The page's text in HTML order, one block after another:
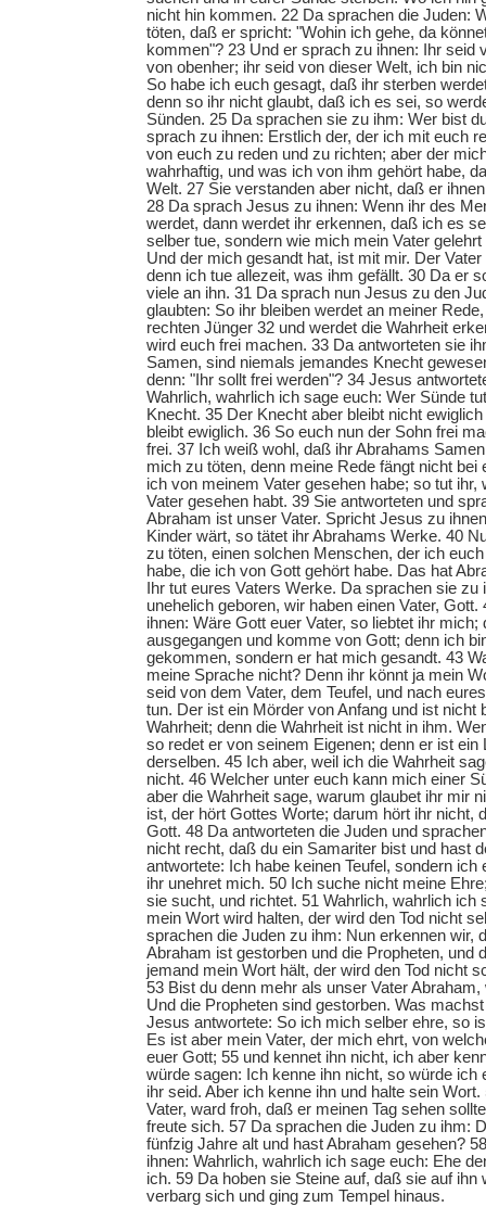
nicht hin kommen. 22 Da sprachen die Juden:
töten, daß er spricht: "Wohin ich gehe, da
kommen"? 23 Und er sprach zu ihnen: Ihr seid
von obenher; ihr seid von dieser Welt, ich bin
So habe ich euch gesagt, daß ihr sterben
denn so ihr nicht glaubt, daß ich es sei, so
Sünden. 25 Da sprachen sie zu ihm: Wer bist
sprach zu ihnen: Erstlich der, der ich mit euch
von euch zu reden und zu richten; aber der
wahrhaftig, und was ich von ihm gehört habe,
Welt. 27 Sie verstanden aber nicht, daß er
28 Da sprach Jesus zu ihnen: Wenn ihr des
werdet, dann werdet ihr erkennen, daß ich es
selber tue, sondern wie mich mein Vater
Und der mich gesandt hat, ist mit mir. Der
denn ich tue allezeit, was ihm gefällt. 30 Da er
viele an ihn. 31 Da sprach nun Jesus zu den
glaubten: So ihr bleiben werdet an meiner
rechten Jünger 32 und werdet die Wahrheit
wird euch frei machen. 33 Da antworteten sie
Samen, sind niemals jemandes Knecht
denn: "Ihr sollt frei werden"? 34 Jesus
Wahrlich, wahrlich ich sage euch: Wer Sünde
Knecht. 35 Der Knecht aber bleibt nicht
bleibt ewiglich. 36 So euch nun der Sohn frei
frei. 37 Ich weiß wohl, daß ihr Abrahams
mich zu töten, denn meine Rede fängt nicht bei
ich von meinem Vater gesehen habe; so tut ihr,
Vater gesehen habt. 39 Sie antworteten und
Abraham ist unser Vater. Spricht Jesus zu
Kinder wärt, so tätet ihr Abrahams Werke. 40
zu töten, einen solchen Menschen, der ich
habe, die ich von Gott gehört habe. Das hat
Ihr tut eures Vaters Werke. Da sprachen sie zu
unehelich geboren, wir haben einen Vater,
ihnen: Wäre Gott euer Vater, so liebtet ihr mich;
ausgegangen und komme von Gott; denn ich
gekommen, sondern er hat mich gesandt. 43
meine Sprache nicht? Denn ihr könnt ja mein
seid von dem Vater, dem Teufel, und nach
tun. Der ist ein Mörder von Anfang und ist nicht
Wahrheit; denn die Wahrheit ist nicht in ihm.
so redet er von seinem Eigenen; denn er ist ein
derselben. 45 Ich aber, weil ich die Wahrheit
nicht. 46 Welcher unter euch kann mich einer
aber die Wahrheit sage, warum glaubet ihr mir
ist, der hört Gottes Worte; darum hört ihr nicht,
Gott. 48 Da antworteten die Juden und
nicht recht, daß du ein Samariter bist und hast
antwortete: Ich habe keinen Teufel, sondern ich
ihr unehret mich. 50 Ich suche nicht meine
sie sucht, und richtet. 51 Wahrlich, wahrlich ich
mein Wort wird halten, der wird den Tod nicht
sprachen die Juden zu ihm: Nun erkennen wir,
Abraham ist gestorben und die Propheten, und
jemand mein Wort hält, der wird den Tod nicht
53 Bist du denn mehr als unser Vater
Und die Propheten sind gestorben. Was
Jesus antwortete: So ich mich selber ehre, so
Es ist aber mein Vater, der mich ehrt, von
euer Gott; 55 und kennet ihn nicht, ich aber
würde sagen: Ich kenne ihn nicht, so würde ich
ihr seid. Aber ich kenne ihn und halte sein
Vater, ward froh, daß er meinen Tag sehen
freute sich. 57 Da sprachen die Juden zu ihm:
fünfzig Jahre alt und hast Abraham gesehen?
ihnen: Wahrlich, wahrlich ich sage euch: Ehe
ich. 59 Da hoben sie Steine auf, daß sie auf ihn
verbarg sich und ging zum Tempel hinaus.